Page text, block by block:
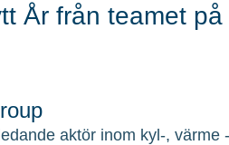
År från teamet
aktör inom kyl-,